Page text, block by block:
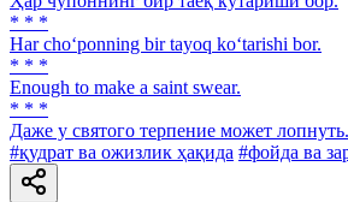
* * *
Har cho‘ponning bir tayoq ko‘tarishi bor.
* * *
Enough to make a saint swear.
* * *
Даже у святого терпение может лопнуть.
#қудрат ва ожизлик ҳақида #фойда ва